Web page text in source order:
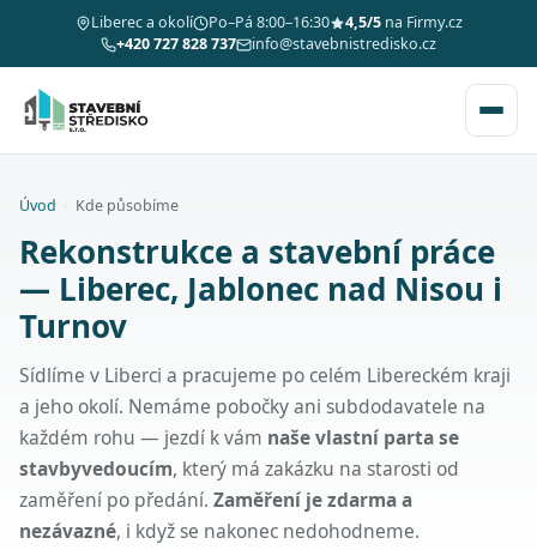
Liberec a okolí Po–Pá 8:00–16:30 4,5/5na Firmy.cz
+420 727 828 737
info@stavebnistredisko.cz
Úvod Kde působíme
Rekonstrukce a stavební práce
— Liberec, Jablonec nad Nisou i
Turnov
Sídlíme v Liberci a pracujeme po celém Libereckém kraji
a jeho okolí. Nemáme pobočky ani subdodavatele na
každém rohu — jezdí k vám naše vlastní parta se
stavbyvedoucím, který má zakázku na starosti od
zaměření po předání. Zaměření je zdarma a
nezávazné, i když se nakonec nedohodneme.